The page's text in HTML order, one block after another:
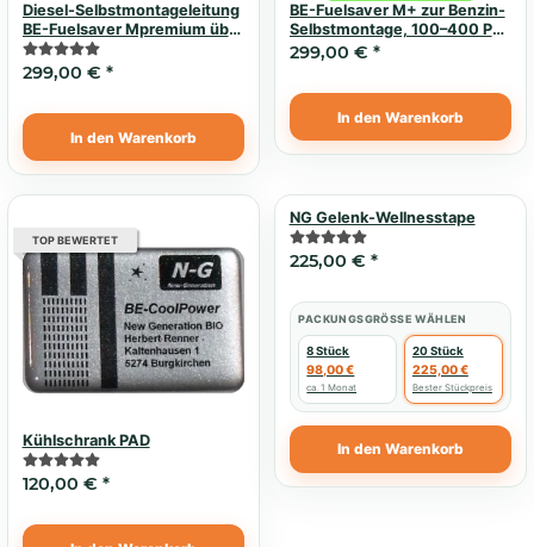
Diesel-Selbstmontageleitung
BE-Fuelsaver Mpremium über
150 PS
299,00 € *
In den Warenkorb
BE-Fuelsaver M+ zur Benzin-
Selbstmontage, 100–400 PS,
mit Lambda-Optimierer 1055
299,00 € *
In den Warenkorb
TOP BEWERTET
Kühlschrank PAD
120,00 € *
TOP BEWERTET
NG Gelenk-Wellnesstape
225,00 € *
PACKUNGSGRÖSSE WÄHLEN
8 Stück
98,00 €
ca. 1 Monat
20 Stück
225,00 €
Bester Stückpreis
In den Warenkorb